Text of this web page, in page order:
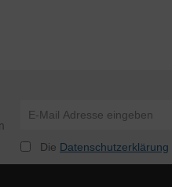
Die Datenschutzerklärung